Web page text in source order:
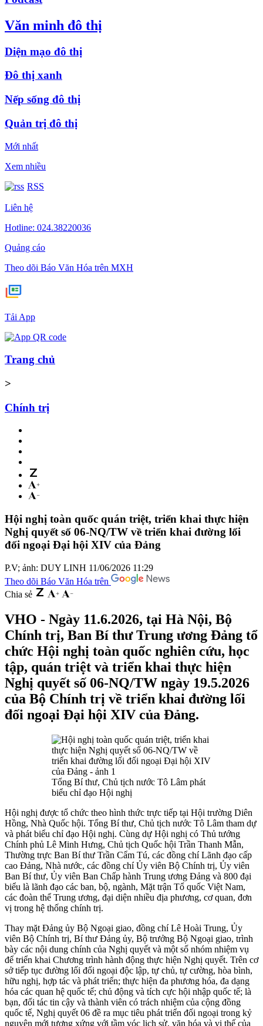
Văn minh đô thị
Diện mạo đô thị
Đô thị xanh
Nếp sống đô thị
Quản trị đô thị
Mới nhất
Xem nhiều
RSS
Liên hệ
Hotline: 024.38220036
Quảng cáo
Theo dõi Báo Văn Hóa trên MXH
Tải App
Trang chủ
>
Chính trị
Hội nghị toàn quốc quán triệt, triển khai thực hiện
Nghị quyết số 06-NQ/TW về triển khai đường lối
đối ngoại Đại hội XIV của Đảng
P.V; ảnh: DUY LINH 11/06/2026 11:29
Theo dõi Báo Văn Hóa trên
Chia sẻ
VHO - Ngày 11.6.2026, tại Hà Nội, Bộ
Chính trị, Ban Bí thư Trung ương Đảng tổ
chức Hội nghị toàn quốc nghiên cứu, học
tập, quán triệt và triển khai thực hiện
Nghị quyết số 06-NQ/TW ngày 19.5.2026
của Bộ Chính trị về triển khai đường lối
đối ngoại Đại hội XIV của Đảng.
Tổng Bí thư, Chủ tịch nước Tô Lâm phát
biểu chỉ đạo Hội nghị
Hội nghị được tổ chức theo hình thức trực tiếp tại Hội trường Diên
Hồng, Nhà Quốc hội. Tổng Bí thư, Chủ tịch nước Tô Lâm tham dự
và phát biểu chỉ đạo Hội nghị. Cùng dự Hội nghị có Thủ tướng
Chính phủ Lê Minh Hưng, Chủ tịch Quốc hội Trần Thanh Mẫn,
Thường trực Ban Bí thư Trần Cẩm Tú, các đồng chí Lãnh đạo cấp
cao Đảng, Nhà nước, các đồng chí Ủy viên Bộ Chính trị, Ủy viên
Ban Bí thư, Ủy viên Ban Chấp hành Trung ương Đảng và 800 đại
biểu là lãnh đạo các ban, bộ, ngành, Mặt trận Tổ quốc Việt Nam,
các đoàn thể Trung ương, đại diện nhiều địa phương, cơ quan, đơn
vị trong hệ thống chính trị.
Thay mặt Đảng ủy Bộ Ngoại giao, đồng chí Lê Hoài Trung, Ủy
viên Bộ Chính trị, Bí thư Đảng ủy, Bộ trưởng Bộ Ngoại giao, trình
bày các nội dung chính của Nghị quyết và một số nhóm nhiệm vụ
để triển khai Chương trình hành động thực hiện Nghị quyết. Trên cơ
sở tiếp tục đường lối đối ngoại độc lập, tự chủ, tự cường, hòa bình,
hữu nghị, hợp tác và phát triển; thực hiện đa phương hóa, đa dạng
hóa các quan hệ quốc tế; chủ động và tích cực hội nhập quốc tế; là
bạn, đối tác tin cậy và thành viên có trách nhiệm của cộng đồng
quốc tế, Nghị quyết 06 đề ra mục tiêu phát triển đối ngoại trong kỷ
nguyên mới tương xứng với tầm vóc lịch sử, văn hóa và vị thế của